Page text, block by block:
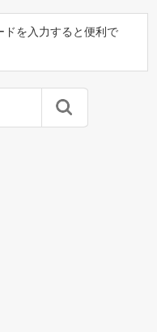
ドを入力すると便利で